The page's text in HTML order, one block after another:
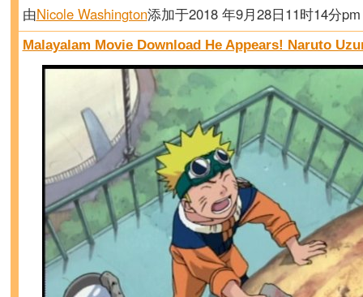
由Nicole Washington添加于2018 年9月28日11时14分
Malayalam Movie Download He Appears! Naruto